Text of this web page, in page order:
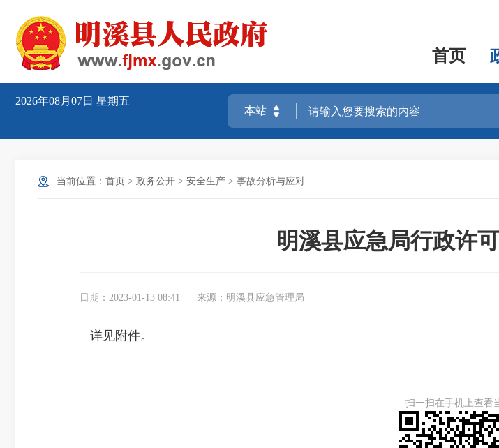
首页
2026年08月07日 星期五
当前位置： 首页 > 政务公开 > 安全生产 > 事故分析与应对
明溪县应急局行政许可
日期：2023-01-13 08:41 来源：明溪县应急管理局
详见附件。
扫一扫在手机上查看